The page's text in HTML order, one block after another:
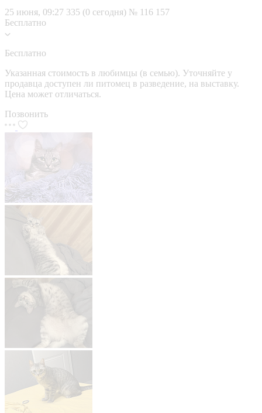
25 июня, 09:27 335 (0 сегодня) № 116 157
Бесплатно
Бесплатно
Указанная стоимость в любимцы (в семью). Уточняйте у
продавца доступен ли питомец в разведение, на выставку.
Цена может отличаться.
Позвонить